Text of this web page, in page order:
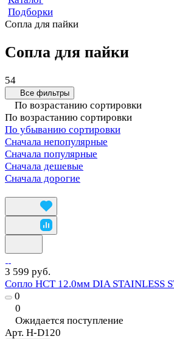
Подборки
Сопла для пайки
Сопла для пайки
54
Все фильтры
По возрастанию сортировки
По возрастанию сортировки
По убыванию сортировки
Сначала непопулярные
Сначала популярные
Сначала дешевые
Сначала дорогие
3 599 руб.
Сопло HCT 12.0мм DIA STAINLESS
0
0
Ожидается поступление
Арт. H-D120